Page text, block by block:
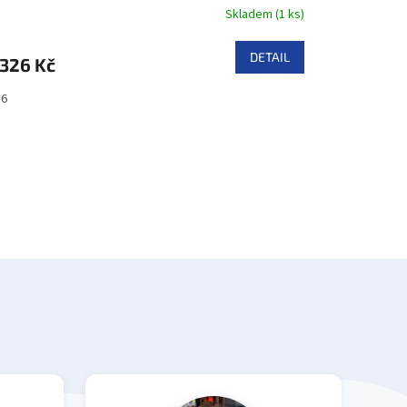
Skladem (1 ks)
326 Kč DETAIL